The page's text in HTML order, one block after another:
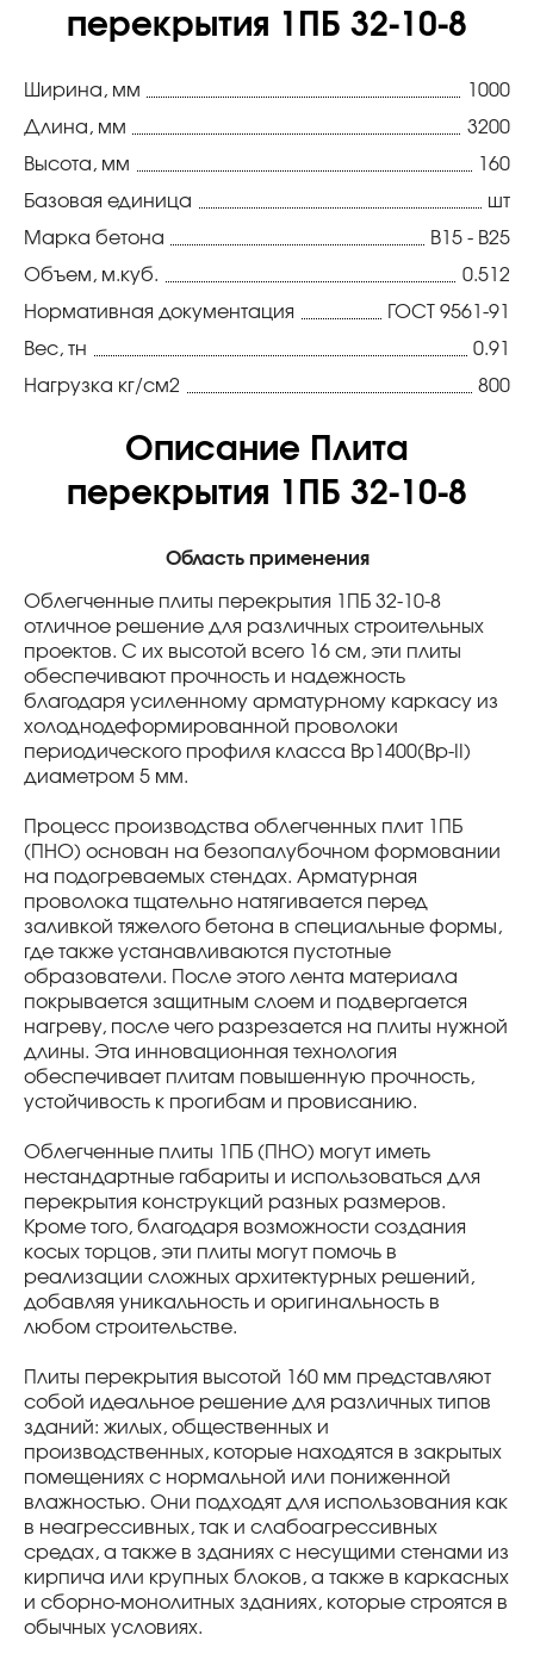
перекрытия 1ПБ 32-10-8
Ширина, мм
1000
Длина, мм
3200
Высота, мм
160
Базовая единица
шт
Марка бетона
В15 - В25
Объем, м.куб.
0.512
Нормативная документация
ГОСТ 9561-91
Вес, тн
0.91
Нагрузка кг/см2
800
Описание Плита
перекрытия 1ПБ 32-10-8
Область применения
Облегченные плиты перекрытия 1ПБ 32-10-8
отличное решение для различных строительных
проектов. С их высотой всего 16 см, эти плиты
обеспечивают прочность и надежность
благодаря усиленному арматурному каркасу из
холоднодеформированной проволоки
периодического профиля класса Bp1400(Bp-II)
диаметром 5 мм.
Процесс производства облегченных плит 1ПБ
(ПНО) основан на безопалубочном формовании
на подогреваемых стендах. Арматурная
проволока тщательно натягивается перед
заливкой тяжелого бетона в специальные формы,
где также устанавливаются пустотные
образователи. После этого лента материала
покрывается защитным слоем и подвергается
нагреву, после чего разрезается на плиты нужной
длины. Эта инновационная технология
обеспечивает плитам повышенную прочность,
устойчивость к прогибам и провисанию.
Облегченные плиты 1ПБ (ПНО) могут иметь
нестандартные габариты и использоваться для
перекрытия конструкций разных размеров.
Кроме того, благодаря возможности создания
косых торцов, эти плиты могут помочь в
реализации сложных архитектурных решений,
добавляя уникальность и оригинальность в
любом строительстве.
Плиты перекрытия высотой 160 мм представляют
собой идеальное решение для различных типов
зданий: жилых, общественных и
производственных, которые находятся в закрытых
помещениях с нормальной или пониженной
влажностью. Они подходят для использования как
в неагрессивных, так и слабоагрессивных
средах, а также в зданиях с несущими стенами из
кирпича или крупных блоков, а также в каркасных
и сборно-монолитных зданиях, которые строятся в
обычных условиях.